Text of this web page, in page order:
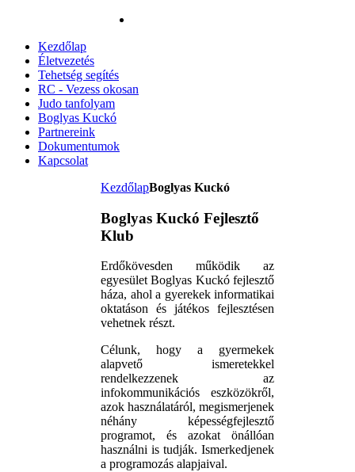
Kezdőlap
Életvezetés
Tehetség segítés
RC - Vezess okosan
Judo tanfolyam
Boglyas Kuckó
Partnereink
Dokumentumok
Kapcsolat
KezdőlapBoglyas Kuckó
Boglyas Kuckó Fejlesztő
Klub
Erdőkövesden működik az
egyesület Boglyas Kuckó fejlesztő
háza, ahol a gyerekek informatikai
oktatáson és játékos fejlesztésen
vehetnek részt.
Célunk, hogy a gyermekek
alapvető ismeretekkel
rendelkezzenek az
infokommunikációs eszközökről,
azok használatáról, megismerjenek
néhány képességfejlesztő
programot, és azokat önállóan
használni is tudják. Ismerkedjenek
a programozás alapjaival.